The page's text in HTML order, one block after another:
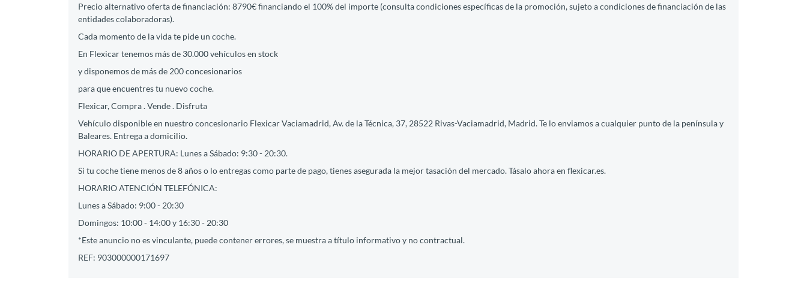
Precio alternativo oferta de financiación: 8790€ financiando el 100% del importe (consulta condiciones específicas de la promoción, sujeto a condiciones de financiación de las
entidades colaboradoras).
Cada momento de la vida te pide un coche.
En Flexicar tenemos más de 30.000 vehículos en stock
y disponemos de más de 200 concesionarios
para que encuentres tu nuevo coche.
Flexicar, Compra . Vende . Disfruta
Vehículo disponible en nuestro concesionario Flexicar Vaciamadrid, Av. de la Técnica, 37, 28522 Rivas-Vaciamadrid, Madrid. Te lo enviamos a cualquier punto de la península y
Baleares. Entrega a domicilio.
HORARIO DE APERTURA: Lunes a Sábado: 9:30 - 20:30.
Si tu coche tiene menos de 8 años o lo entregas como parte de pago, tienes asegurada la mejor tasación del mercado. Tásalo ahora en flexicar.es.
HORARIO ATENCIÓN TELEFÓNICA:
Lunes a Sábado: 9:00 - 20:30
Domingos: 10:00 - 14:00 y 16:30 - 20:30
*Este anuncio no es vinculante, puede contener errores, se muestra a título informativo y no contractual.
REF: 903000000171697